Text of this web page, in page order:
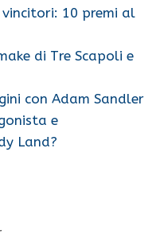
vincitori: 10 premi al
di Tre Scapoli e
con Adam Sandler
e
Land?